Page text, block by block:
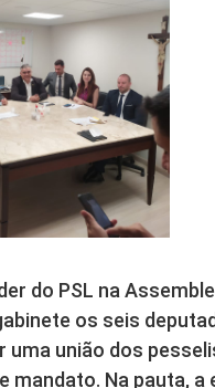
do PSL na
os seis
uma união dos
mandato. Na pauta,